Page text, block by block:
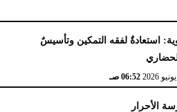
استعادةٌ لفقه التمكين وتأسيسٌ
06:52 صـ
الأحرار